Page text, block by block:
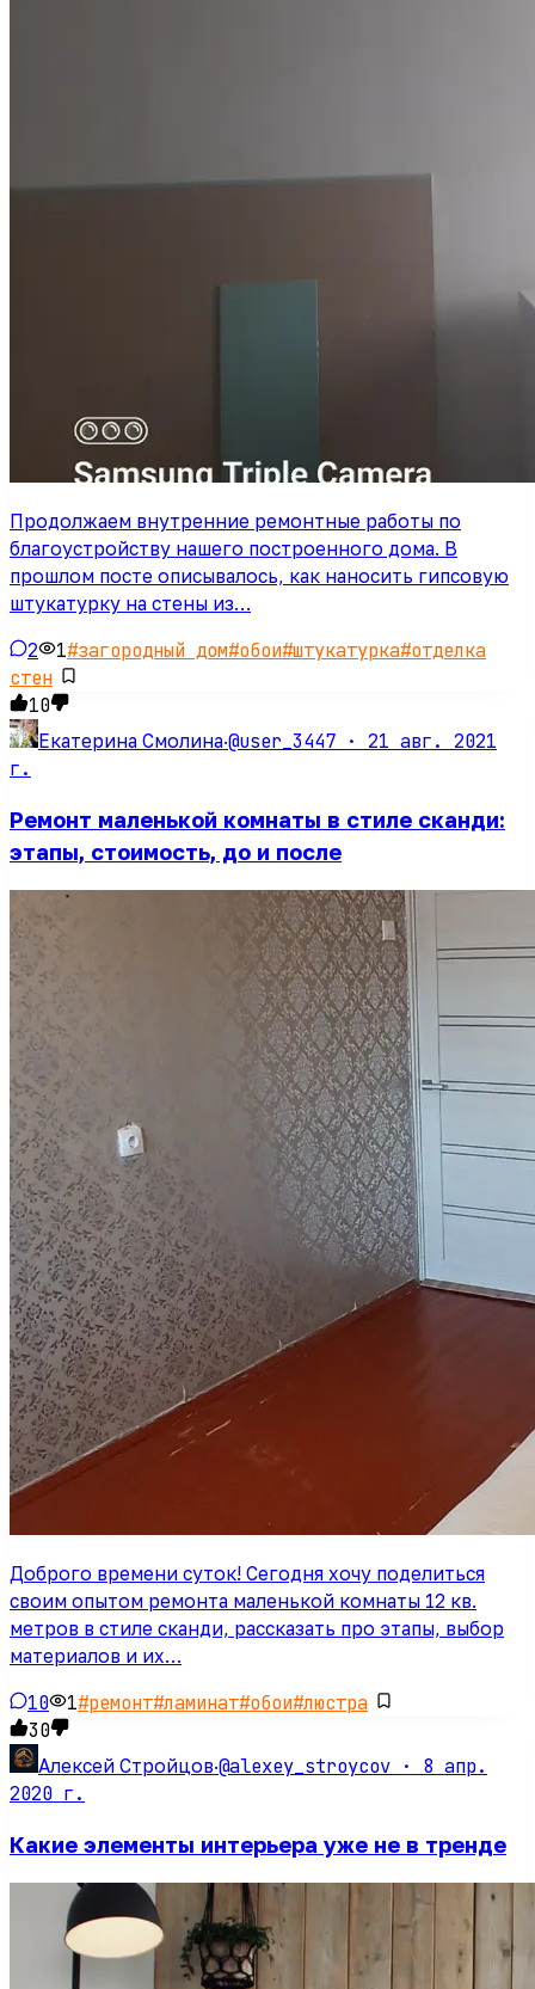
Продолжаем внутренние ремонтные работы по
благоустройству нашего построенного дома. В
прошлом посте описывалось, как наносить гипсовую
штукатурку на стены из…
2 1#загородный дом#обои#штукатурка#отделка
стен
10
Екатерина Смолина·@user_3447 · 21 авг. 2021
г.
Ремонт маленькой комнаты в стиле сканди:
этапы, стоимость, до и после
Доброго времени суток! Сегодня хочу поделиться
своим опытом ремонта маленькой комнаты 12 кв.
метров в стиле сканди, рассказать про этапы, выбор
материалов и их…
10 1#ремонт#ламинат#обои#люстра
30
Алексей Стройцов·@alexey_stroycov · 8 апр.
2020 г.
Какие элементы интерьера уже не в тренде